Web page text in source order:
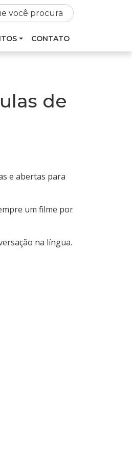
CONTATO
de
e abertas para
um filme por
na língua.